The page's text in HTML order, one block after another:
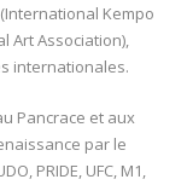
Kempo
Art Association),
internationales.
Pancrace et aux
par le
PRIDE, UFC, M1,